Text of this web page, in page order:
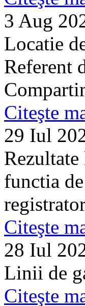
3 Aug
Locatie
Referent
Citeşte
29 Iul
functia
Citeşte
28 Iul
Linii de
Citeşte